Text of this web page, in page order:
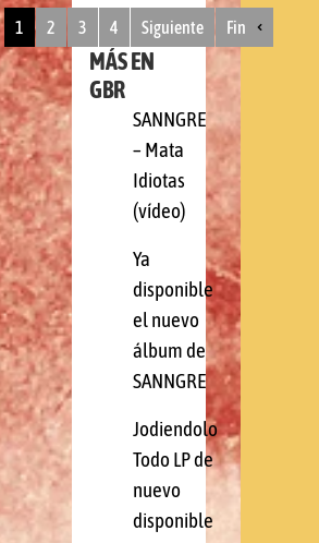
1 2 3 4 Siguiente Fin
MÁS EN
GBR
SANNGRE
– Mata
Idiotas
(vídeo)
Ya
disponible
el nuevo
álbum de
SANNGRE
Jodiendolo
Todo LP de
nuevo
disponible